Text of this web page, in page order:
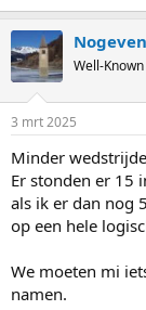
Well-
3 mrt 2025
Minder
Er stonden er 15
als ik er dan nog
op een hele
We moeten mi
namen.